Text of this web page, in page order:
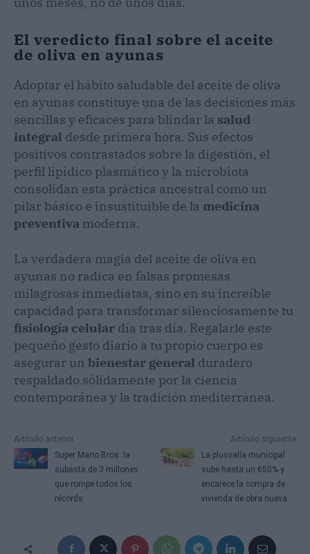
El veredicto final sobre el aceite
de oliva en ayunas
Adoptar el hábito saludable del aceite de oliva
en ayunas constituye una de las decisiones más
sencillas y eficaces para blindar la salud
integral desde primera hora. Sus efectos
positivos contrastados sobre la digestión, el
perfil lipídico plasmático y la microbiota
consolidan esta práctica ancestral como un
pilar básico e insustituible de la medicina
preventiva moderna.
La verdadera magia del aceite de oliva en
ayunas no radica en falsas promesas
milagrosas inmediatas, sino en su increíble
capacidad para transformar silenciosamente tu
fisiología celular día tras día. Regalarle este
pequeño gesto diario a tu propio cuerpo es
asegurar un bienestar general duradero
respaldado sólidamente por la ciencia
contemporánea y la tradición mediterránea.
Artículo anterior
Super Mario Bros: la
subasta de 3 millones
que rompe todos los
récords
Artículo siguiente
La plusvalía municipal
sube hasta un 650% y
encarece la compra de
vivienda de obra nueva